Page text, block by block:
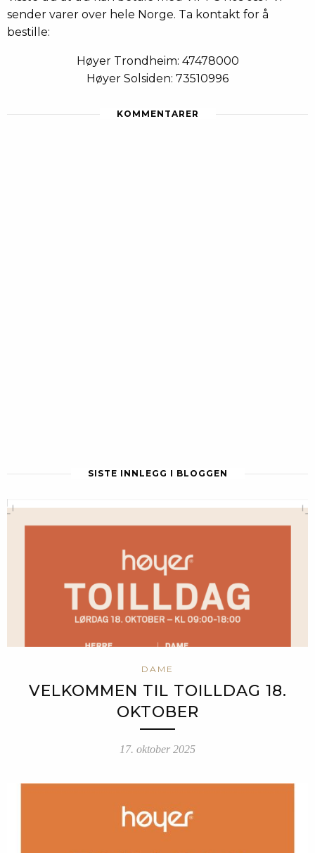
sender varer over hele Norge. Ta kontakt for å
bestille:
Høyer Trondheim: 47478000
Høyer Solsiden: 73510996
KOMMENTARER
SISTE INNLEGG I BLOGGEN
DAME
VELKOMMEN TIL TOILLDAG 18.
OKTOBER
17. oktober 2025